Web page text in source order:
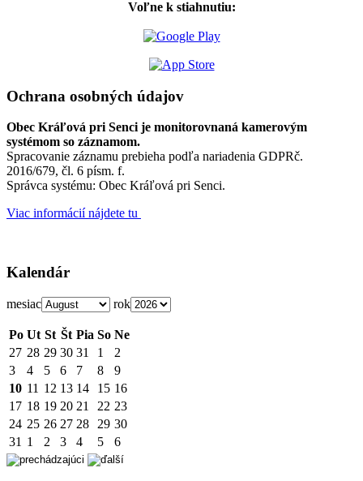
Voľne k stiahnutiu:
Ochrana osobných údajov
Obec Kráľová pri Senci je monitorovnaná kamerovým
systémom so záznamom.
Spracovanie záznamu prebieha podľa nariadenia GDPRč.
2016/679, čl. 6 písm. f.
Správca systému: Obec Kráľová pri Senci.
Viac informácií nájdete tu
Kalendár
mesiac rok
Po Ut St Št Pia So Ne
27 28 29 30 31 1
2
3
4 5 6 7 8
9
10 11 12 13 14 15 16
17 18 19 20 21 22 23
24 25 26 27 28 29 30
31 1 2 3 4 5 6